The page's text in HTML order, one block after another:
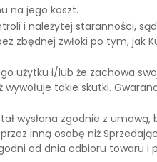
na jego koszt.
i należytej staranności,
zbędnej zwłoki po tym, jak
użytku i/lub że zachowa
takie skutki.
wysłana zgodnie z
inną osobę niż
od dnia odbioru towaru i